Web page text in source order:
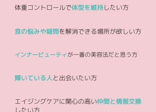
体重コントロールで体型を維持したい方
食の悩みや疑問を解消できる場所が欲しい方
インナービューティが一番の美容法だと思う方
輝いている人と出会いたい方
エイジングケアに関心の高い仲間と情報交換
したい方